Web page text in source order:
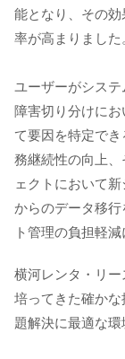
能となり、その
率が高まりました
ユーザーがシステ
障害切り分けに
て要因を特定で
務継続性の向上
ェクトにおいて
からのデータ移
ト管理の負担軽減
横河レンタ・リ
培ってきた確か
題解決に最適な環